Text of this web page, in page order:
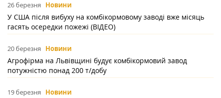
26 березня Новини
У США після вибуху на комбікормовому заводі вже місяць
гасять осередки пожежі (ВІДЕО)
20 березня Новини
Агрофірма на Львівщині будує комбікормовий завод
потужністю понад 200 т/добу
19 березня Новини